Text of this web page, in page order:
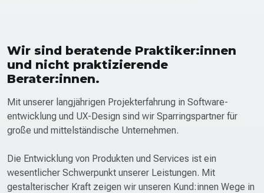
Wir sind beratende Praktiker:innen
und nicht praktizierende
Berater:innen.
Mit unserer langjährigen Projekt­erfahrung in Software­
entwicklung und UX-Design sind wir Sparringspartner für
große und mittelständische Unternehmen.
Die Entwicklung von Produkten und Services ist ein
wesentlicher Schwerpunkt unserer Leistungen. Mit
gestalterischer Kraft zeigen wir unseren Kund:innen Wege in